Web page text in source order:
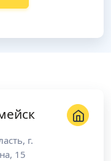
, г.
15